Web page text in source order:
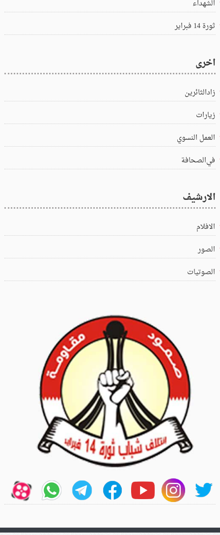
الشهداء
ثورة 14 فبراير
اخرى
زادالثائرين
زيارات
العمل النسوي
في‌الصحافة
الارشيف
الافلام
الصور
الصوتيات